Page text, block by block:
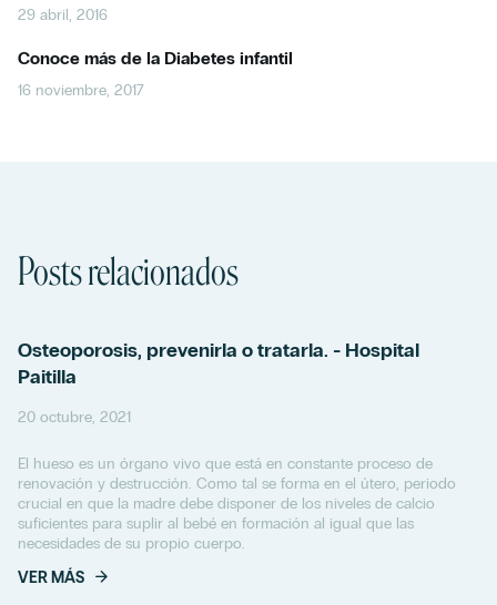
29 abril, 2016
Conoce más de la Diabetes infantil
16 noviembre, 2017
Posts relacionados
Osteoporosis, prevenirla o tratarla. - Hospital
Paitilla
20 octubre, 2021
El hueso es un órgano vivo que está en constante proceso de
renovación y destrucción. Como tal se forma en el útero, periodo
crucial en que la madre debe disponer de los niveles de calcio
suficientes para suplir al bebé en formación al igual que las
necesidades de su propio cuerpo.
VER MÁS